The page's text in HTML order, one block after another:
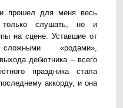
прошел для меня весь
слушать, но и
на сцене. Уставшие от
«родами»,
дебютника – всего
праздника стала
аккорду, и она